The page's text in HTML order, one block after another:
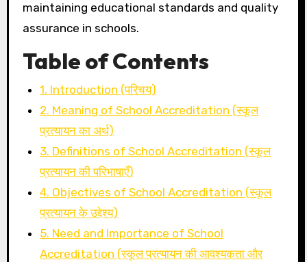
maintaining educational standards and quality
assurance in schools.
Table of Contents
1. Introduction (परिचय)
2. Meaning of School Accreditation (स्कूल
प्रत्यायन का अर्थ)
3. Definitions of School Accreditation (स्कूल
प्रत्यायन की परिभाषाएँ)
4. Objectives of School Accreditation (स्कूल
प्रत्यायन के उद्देश्य)
5. Need and Importance of School
Accreditation (स्कूल प्रत्यायन की आवश्यकता और